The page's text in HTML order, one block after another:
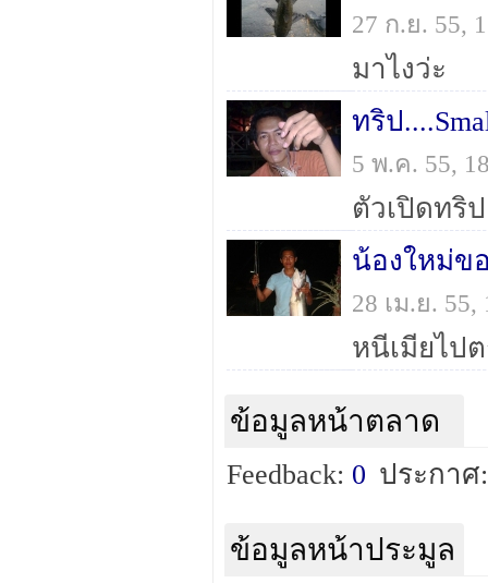
27 ก.ย. 55,
มาไงว่ะ
ทริป
5 พ.ค. 55,
ตัวเปิดทริป
น้องใหม่ข
28 เม.ย.
หนีเมียไป
ข้อมูลหน้าตลาด
Feedback: 0 ประกาศ
ข้อมูลหน้าประมูล